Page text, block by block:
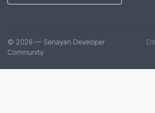
© 2026 — Senayan Developer
Community